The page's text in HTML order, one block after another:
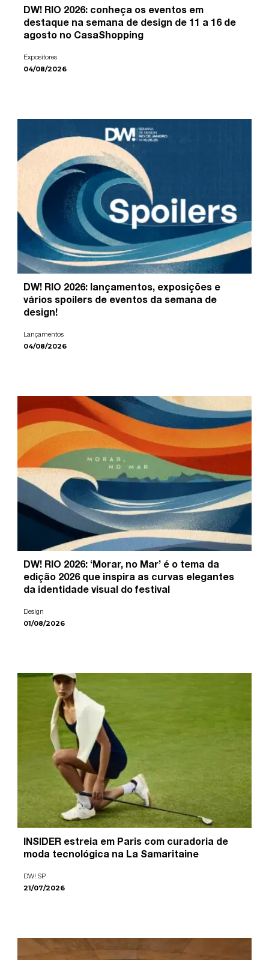
DW! RIO 2026: conheça os eventos em
destaque na semana de design de 11 a 16 de
agosto no CasaShopping
Expositores
04/08/2026
DW! RIO 2026: lançamentos, exposições e
vários spoilers de eventos da semana de
design!
Lançamentos
04/08/2026
DW! RIO 2026: ‘Morar, no Mar’ é o tema da
edição 2026 que inspira as curvas elegantes
da identidade visual do festival
Design
01/08/2026
INSIDER estreia em Paris com curadoria de
moda tecnológica na La Samaritaine
DW! SP
21/07/2026